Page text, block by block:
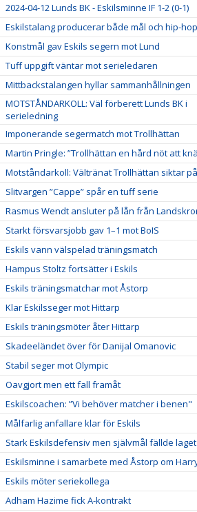
2024-04-12 Lunds BK - Eskilsminne IF 1-2 (0-1)
Eskilstalang producerar både mål och hip-hop
Konstmål gav Eskils segern mot Lund
Tuff uppgift väntar mot serieledaren
Mittbackstalangen hyllar sammanhållningen
MOTSTÅNDARKOLL: Väl förberett Lunds BK i
serieledning
Imponerande segermatch mot Trollhättan
Martin Pringle: ”Trollhättan en hård nöt att
Motståndarkoll: Vältränat Trollhättan siktar
Slitvargen ”Cappe” spår en tuff serie
Rasmus Wendt ansluter på lån från
Starkt försvarsjobb gav 1–1 mot BoIS
Eskils vann välspelad träningsmatch
Hampus Stoltz fortsätter i Eskils
Eskils träningsmatchar mot Åstorp
Klar Eskilsseger mot Hittarp
Eskils träningsmöter åter Hittarp
Skadeeländet över för Danijal Omanovic
Stabil seger mot Olympic
Oavgjort men ett fall framåt
Eskilscoachen: ”Vi behöver matcher i benen"
Målfarlig anfallare klar för Eskils
Stark Eskilsdefensiv men självmål fällde laget
Eskilsminne i samarbete med Åstorp om
Eskils möter seriekollega
Adham Hazime fick A-kontrakt